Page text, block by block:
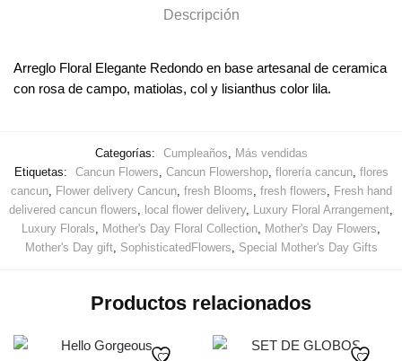
Descripción
Arreglo Floral Elegante Redondo en base artesanal de ceramica
con rosa de campo, matiolas, col y lisianthus color lila.
Categorías: Cumpleaños, Más vendidas
Etiquetas:
Cancun Flowers, Cancun Flowershop, florería cancun, flores
cancun, Flower delivery Cancun, fresh Blooms, fresh flowers, Fresh hand
delivered cancun flowers, local flower delivery, Luxury Floral Arrangement,
Luxury Florals, Mother's Day Floral Collection, Mother's Day Flowers,
Mother's Day gift, SophisticatedFlowers, Special Mother's Day Gifts
Productos relacionados